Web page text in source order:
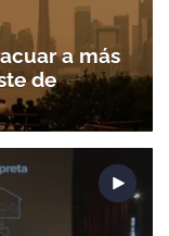
a más
de